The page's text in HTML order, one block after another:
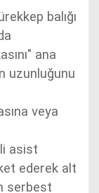
balığı
ana
uzunluğunu
veya
asist
ederek alt
serbest